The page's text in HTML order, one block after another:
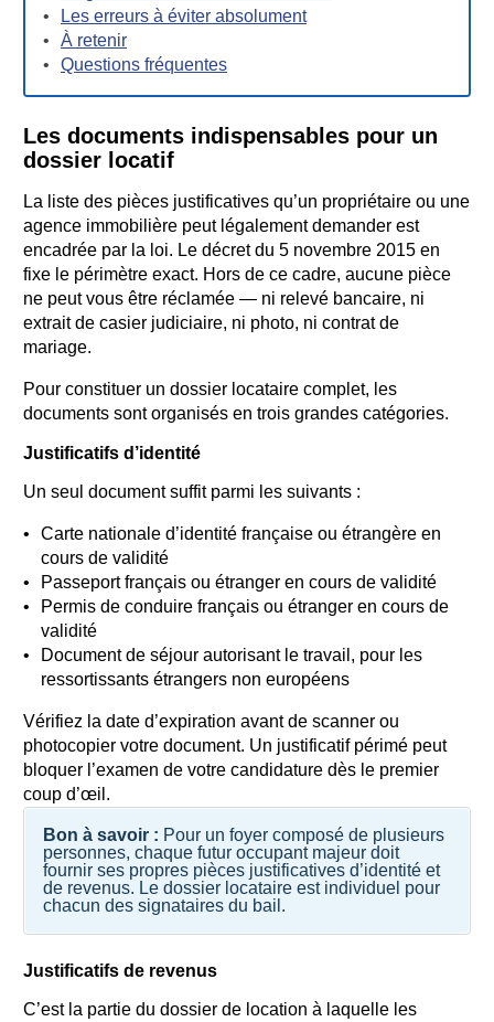
Les erreurs à éviter absolument
À retenir
Questions fréquentes
Les documents indispensables pour un
dossier locatif
La liste des pièces justificatives qu’un propriétaire ou une
agence immobilière peut légalement demander est
encadrée par la loi. Le décret du 5 novembre 2015 en
fixe le périmètre exact. Hors de ce cadre, aucune pièce
ne peut vous être réclamée — ni relevé bancaire, ni
extrait de casier judiciaire, ni photo, ni contrat de
mariage.
Pour constituer un dossier locataire complet, les
documents sont organisés en trois grandes catégories.
Justificatifs d’identité
Un seul document suffit parmi les suivants :
Carte nationale d’identité française ou étrangère en
cours de validité
Passeport français ou étranger en cours de validité
Permis de conduire français ou étranger en cours de
validité
Document de séjour autorisant le travail, pour les
ressortissants étrangers non européens
Vérifiez la date d’expiration avant de scanner ou
photocopier votre document. Un justificatif périmé peut
bloquer l’examen de votre candidature dès le premier
coup d’œil.
Bon à savoir : Pour un foyer composé de plusieurs
personnes, chaque futur occupant majeur doit
fournir ses propres pièces justificatives d’identité et
de revenus. Le dossier locataire est individuel pour
chacun des signataires du bail.
Justificatifs de revenus
C’est la partie du dossier de location à laquelle les